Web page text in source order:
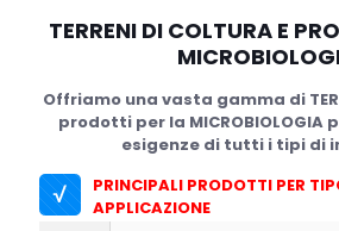
TERRENI DI COLTURA E
Offriamo una vasta gamma di
prodotti per la MICROBIOLOGIA
esigenze di tutti i tipi di
√
PRINCIPALI PRODOTTI PER
APPLICAZIONE